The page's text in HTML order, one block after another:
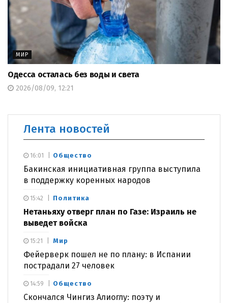
МИР
Одесса осталась без воды и света
2026/08/09, 12:21
Лента новостей
Общество
Бакинская инициативная группа выступила
в поддержку коренных народов
16:01
Политика
Нетаньяху отверг план по Газе: Израиль не
выведет войска
15:42
Мир
Фейерверк пошел не по плану: в Испании
пострадали 27 человек
15:21
Общество
Скончался Чингиз Алиоглу: поэту и
14:59